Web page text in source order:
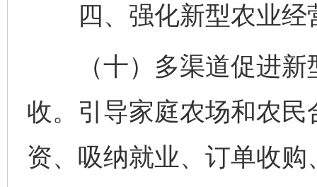
四、强化新型农业经
（十）多渠道促进新
收。引导家庭农场和农
资、吸纳就业、订单收